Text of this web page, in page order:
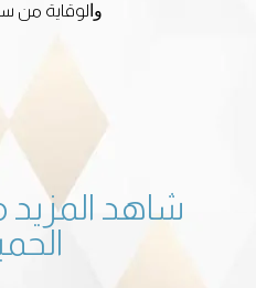
ﻭﺍﻟﻮﻗﺎﻳﺔ ﻣﻦ
شاهد